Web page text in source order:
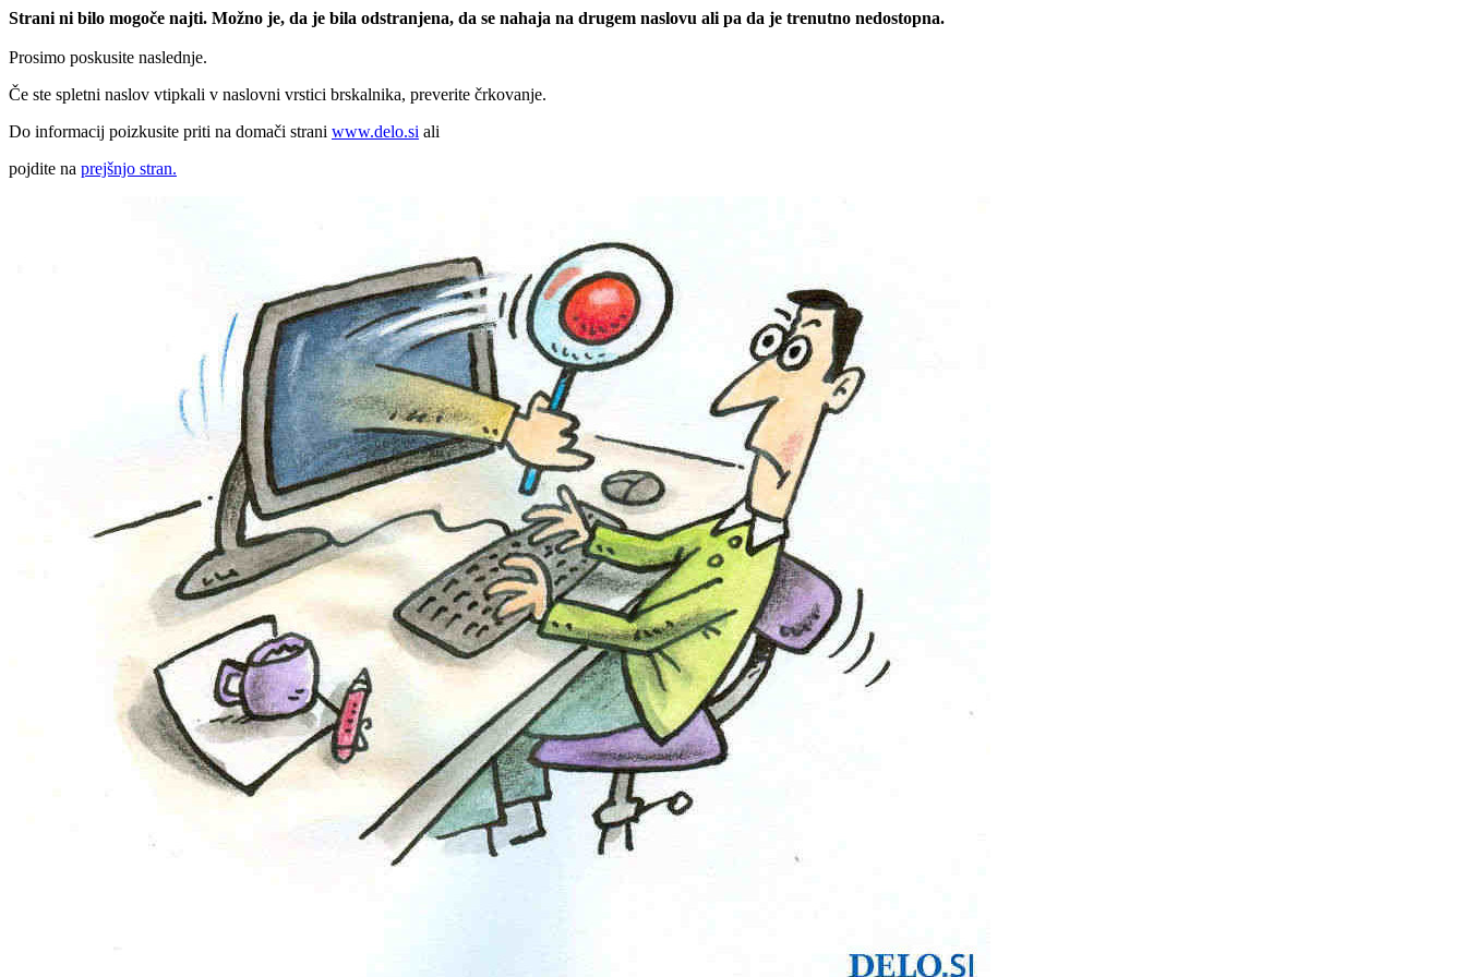
Strani ni bilo mogoče najti. Možno je, da je bila odstranjena, da se nahaja na drugem naslovu ali pa da je trenutno nedostopna.
Prosimo poskusite naslednje.
Če ste spletni naslov vtipkali v naslovni vrstici brskalnika, preverite črkovanje.
Do informacij poizkusite priti na domači strani www.delo.si ali
pojdite na prejšnjo stran.